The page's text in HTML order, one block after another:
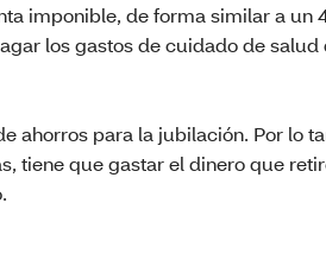
imponible, de forma similar a un
los gastos de cuidado de salud
ahorros para la jubilación. Por lo
tiene que gastar el dinero que